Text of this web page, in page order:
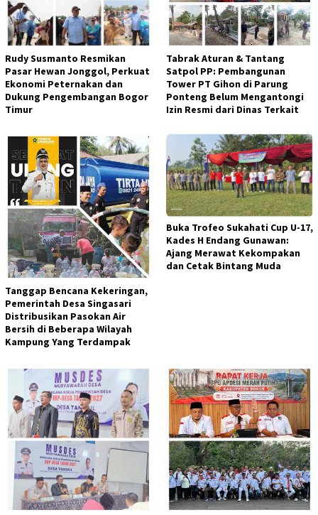
Rudy Susmanto Resmikan
Pasar Hewan Jonggol, Perkuat
Ekonomi Peternakan dan
Dukung Pengembangan Bogor
Timur
Tabrak Aturan & Tantang
Satpol PP: Pembangunan
Tower PT Gihon di Parung
Ponteng Belum Mengantongi
Izin Resmi dari Dinas Terkait
Tanggap Bencana Kekeringan,
Pemerintah Desa Singasari
Distribusikan Pasokan Air
Bersih di Beberapa Wilayah
Kampung Yang Terdampak
Buka Trofeo Sukahati Cup U-17,
Kades H Endang Gunawan:
Ajang Merawat Kekompakan
dan Cetak Bintang Muda